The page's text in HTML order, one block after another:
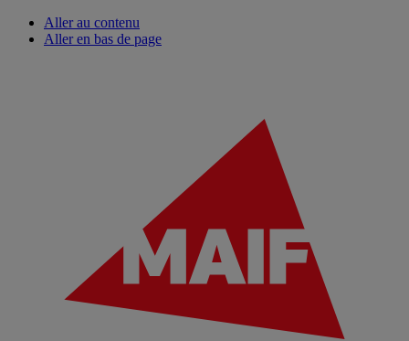
Aller au contenu
Aller en bas de page